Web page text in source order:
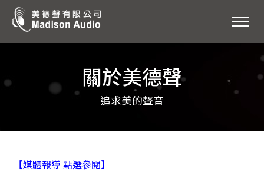
關於美德聲
追求美的聲音
【媒體報導 點選參閱】